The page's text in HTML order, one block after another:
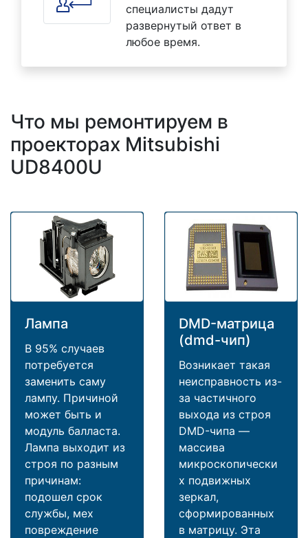
специалисты дадут
развернутый ответ в
любое время.
Что мы ремонтируем в
проекторах Mitsubishi
UD8400U
Лампа
В 95% случаев
потребуется
заменить саму
лампу. Причиной
может быть и
модуль балласта.
Лампа выходит из
строя по разным
причинам:
подошел срок
службы, мех
повреждение
DMD-матрица
(dmd-чип)
Возникает такая
неисправность из-
за частичного
выхода из строя
DMD-чипа —
массива
микроскопически
х подвижных
зеркал,
сформированных
в матрицу. Эта